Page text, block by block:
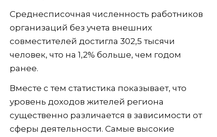
Среднесписочная численность работников
организаций без учета внешних
совместителей достигла 302,5 тысячи
человек, что на 1,2% больше, чем годом
ранее.
Вместе с тем статистика показывает, что
уровень доходов жителей региона
существенно различается в зависимости от
сферы деятельности. Самые высокие